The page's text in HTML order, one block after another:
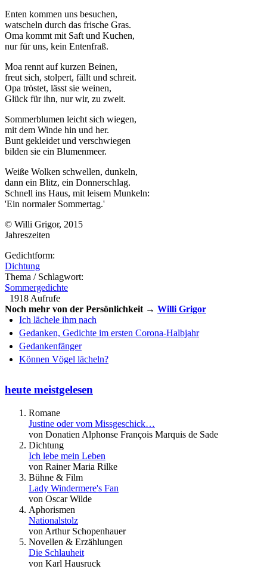
Enten kommen uns besuchen,
watscheln durch das frische Gras.
Oma kommt mit Saft und Kuchen,
nur für uns, kein Entenfraß.
Moa rennt auf kurzen Beinen,
freut sich, stolpert, fällt und schreit.
Opa tröstet, lässt sie weinen,
Glück für ihn, nur wir, zu zweit.
Sommerblumen leicht sich wiegen,
mit dem Winde hin und her.
Bunt gekleidet und verschwiegen
bilden sie ein Blumenmeer.
Weiße Wolken schwellen, dunkeln,
dann ein Blitz, ein Donnerschlag.
Schnell ins Haus, mit leisem Munkeln:
'Ein normaler Sommertag.'
© Willi Grigor, 2015
Jahreszeiten
Gedichtform:
Dichtung
Thema / Schlagwort:
Sommergedichte
1918 Aufrufe
Noch mehr von der Persönlichkeit → Willi Grigor
Ich lächele ihm nach
Gedanken, Gedichte im ersten Corona-Halbjahr
Gedankenfänger
Können Vögel lächeln?
heute meistgelesen
Romane
Justine oder vom Missgeschick…
von Donatien Alphonse François Marquis de Sade
Dichtung
Ich lebe mein Leben
von Rainer Maria Rilke
Bühne & Film
Lady Windermere's Fan
von Oscar Wilde
Aphorismen
Nationalstolz
von Arthur Schopenhauer
Novellen & Erzählungen
Die Schlauheit
von Karl Hausruck